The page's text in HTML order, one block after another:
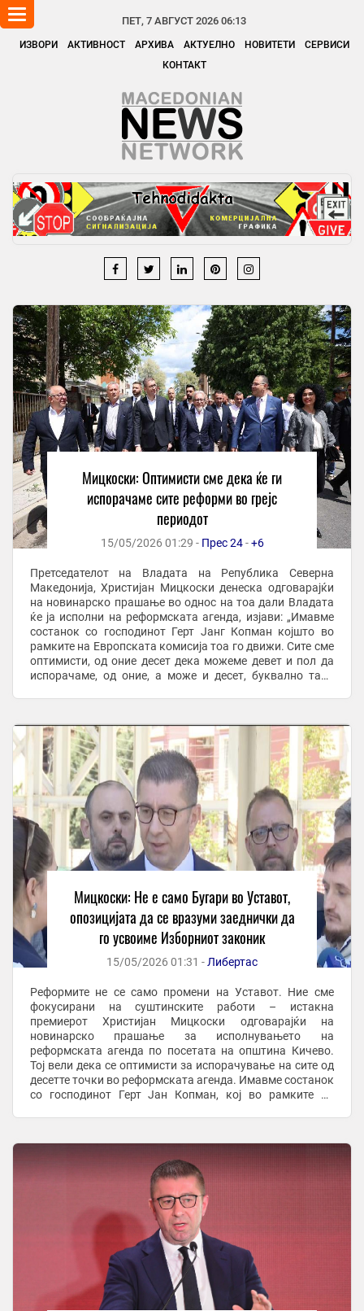
ПЕТ, 7 АВГУСТ 2026 06:13
ИЗВОРИ АКТИВНОСТ АРХИВА АКТУЕЛНО НОВИТЕТИ
СЕРВИСИ
КОНТАКТ
Toggle
navigation
Мицкоски: Оптимисти сме дека ќе ги
испорачаме сите реформи во грејс
периодот
15/05/2026 01:29 - Прес 24-+6
Претседателот на Владата на Република Северна
Македонија, Христијан Мицкоски денеска одговарајќи
на новинарско прашање во однос на тоа дали Владата
ќе ја исполни на реформската агенда, изјави: „Имавме
состанок со господинот Герт Јанг Копман којшто во
рамките на Европската комисија тоа го движи. Сите сме
оптимисти, од оние десет дека можеме девет и пол да
испорачаме, од оние, а може и десет, буквално така
Мицкоски: Не е само Бугари во Уставот,
опозицијата да се вразуми заеднички да
го усвоиме Изборниот законик
15/05/2026 01:31 - Либертас
Реформите не се само промени на Уставот. Ние сме
фокусирани на суштинските работи – истакна
премиерот Христијан Мицкоски одговарајќи на
новинарско прашање за исполнувањето на
реформската агенда по посетата на општина Кичево.
Тој вели дека се оптимисти за испорачување на сите од
десетте точки во реформската агенда. Имавме состанок
со господинот Герт Јан Копман, кој во рамките на